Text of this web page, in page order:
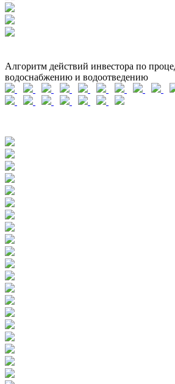
Алгоритм действий инвестора по
водоснабжению и водоотведению